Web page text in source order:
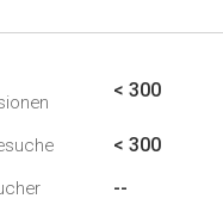
< 300
< 300
--